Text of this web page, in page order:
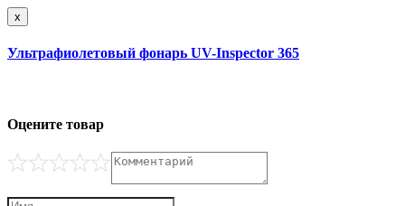
x
Ультрафиолетовый фонарь UV-Inspector 365
Оцените товар